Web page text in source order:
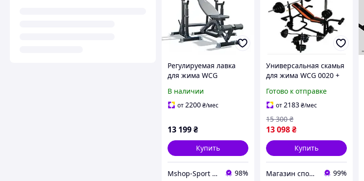
Регулируемая лавка
для жима WCG
Bugai Pro 3в1 комплект
для тренировок дома
В наличии
от 2200₴/мес
13 199₴
Купить
Mshop-Sport — Всё для Силы, Формы и Результата 98%
Универсальная скамья
для жима WCG 0020 +
Комплект штанга и
гантели 128 кг
Готово к отправке
от2183₴/мес
13 098₴
15 300 ₴
Купить
Магазин спортивных товаров "PLANETSPORT" 99%